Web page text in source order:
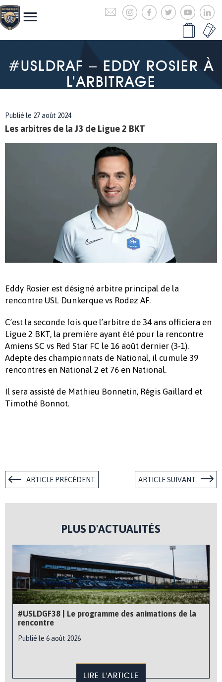
#USLDRAF – EDDY ROSIER À
L’ARBITRAGE
Publié le 27 août 2024
Les arbitres de la J3 de Ligue 2 BKT
Eddy Rosier est désigné arbitre principal de la
rencontre USL Dunkerque vs Rodez AF.
C’est la seconde fois que l’arbitre de 34 ans officiera en
Ligue 2 BKT, la première ayant été pour la rencontre
Amiens SC vs Red Star FC le 16 août dernier (3-1).
Adepte des championnats de National, il cumule 39
rencontres en National 2 et 76 en National.
Il sera assisté de Mathieu Bonnetin, Régis Gaillard et
Timothé Bonnot.
ARTICLE PRÉCÉDENT ARTICLE SUIVANT
PLUS D'ACTUALITÉS
#USLDGF38 | Le programme des animations de la
rencontre
Publié le 6 août 2026
LIRE L'ARTICLE